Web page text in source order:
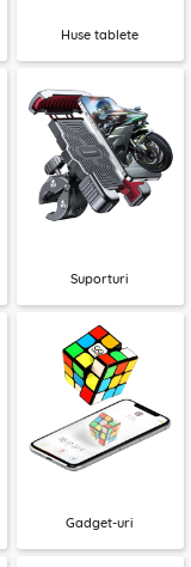
Huse tablete
Suporturi
Gadget-uri